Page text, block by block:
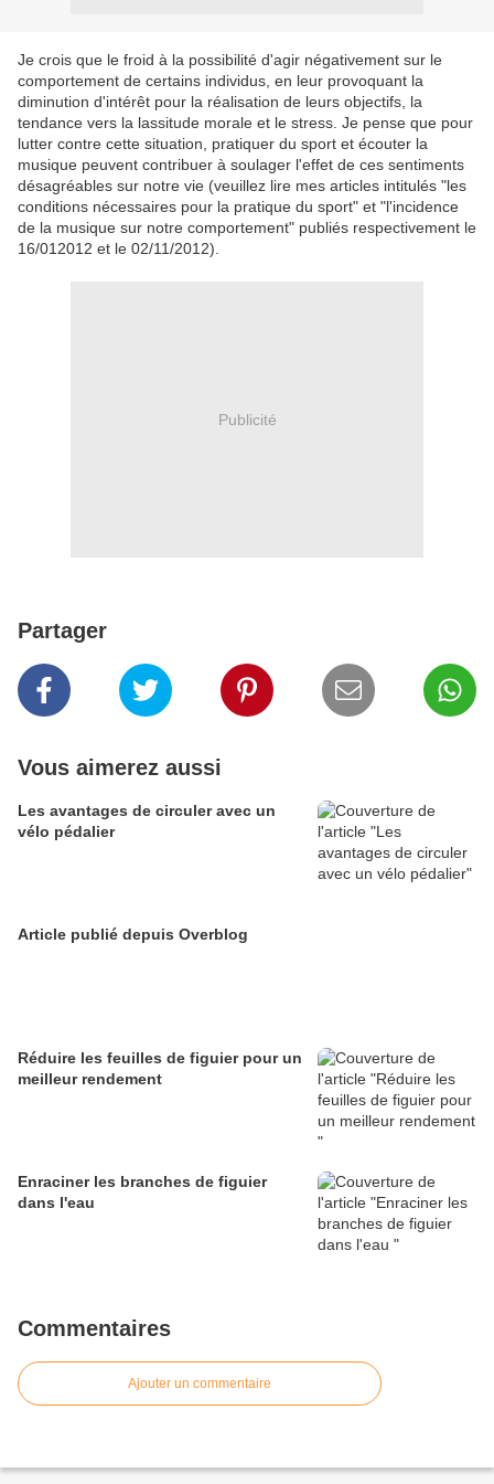
Je crois que le froid à la possibilité d'agir négativement sur le
comportement de certains individus, en leur provoquant la
diminution d'intérêt pour la réalisation de leurs objectifs, la
tendance vers la lassitude morale et le stress. Je pense que pour
lutter contre cette situation, pratiquer du sport et écouter la
musique peuvent contribuer à soulager l'effet de ces sentiments
désagréables sur notre vie (veuillez lire mes articles intitulés "les
conditions nécessaires pour la pratique du sport" et "l'incidence
de la musique sur notre comportement" publiés respectivement le
16/012012 et le 02/11/2012).
Publicité
Partager
Vous aimerez aussi
Les avantages de circuler avec un
vélo pédalier
Article publié depuis Overblog
Réduire les feuilles de figuier pour un
meilleur rendement
Enraciner les branches de figuier
dans l'eau
Commentaires
Ajouter un commentaire